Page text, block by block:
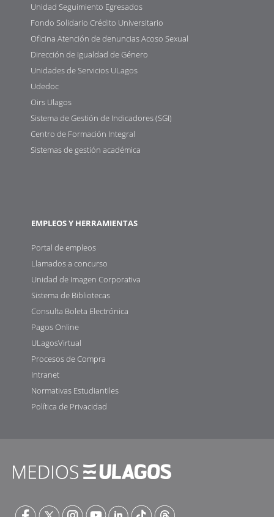
Unidad Seguimiento Egresados
Fondo Solidario Crédito Universitario
Oficina Atención de denuncias Acoso Sexual
Dirección de Igualdad de Género
Unidades de Servicios ULagos
Udedoc
Oirs Ulagos
Sistema de Gestión de Indicadores (SGI)
Centro de Formación Integral
Sistemas de gestión académica
EMPLEOS Y HERRAMIENTAS
Portal de empleos
Llamados a concurso
Unidad de Imagen Corporativa
Sistema de Bibliotecas
Consulta Boleta Electrónica
Pagos Online
ULagosVirtual
Procesos de Compra
Intranet
Normativas Estudiantiles
Política de Privacidad